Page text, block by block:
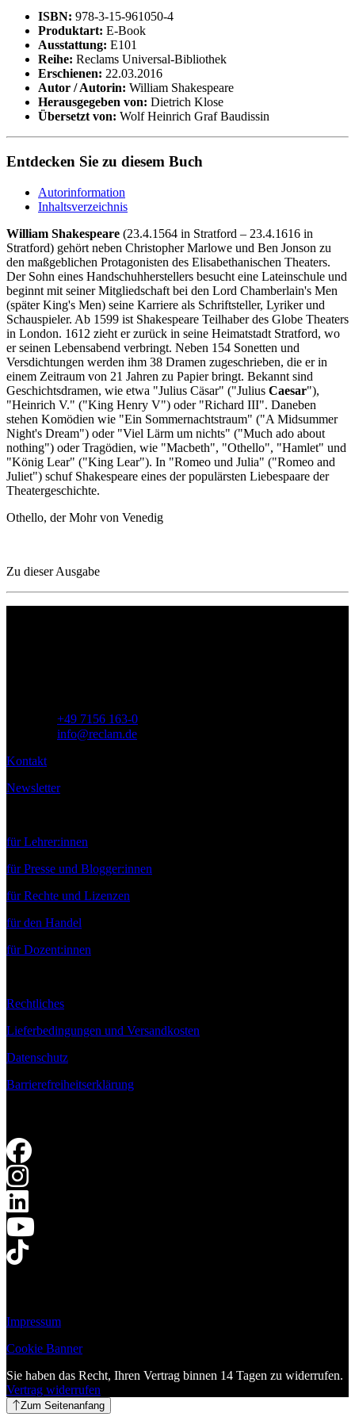
ISBN: 978-3-15-961050-4
Produktart: E-Book
Ausstattung: E101
Reihe: Reclams Universal-Bibliothek
Erschienen: 22.03.2016
Autor / Autorin: William Shakespeare
Herausgegeben von: Dietrich Klose
Übersetzt von: Wolf Heinrich Graf Baudissin
Entdecken Sie zu diesem Buch
Autorinformation
Inhaltsverzeichnis
William Shakespeare (23.4.1564 in Stratford – 23.4.1616 in
Stratford) gehört neben Christopher Marlowe und Ben Jonson zu
den maßgeblichen Protagonisten des Elisabethanischen Theaters.
Der Sohn eines Handschuhherstellers besucht eine Lateinschule und
beginnt mit seiner Mitgliedschaft bei den Lord Chamberlain's Men
(später King's Men) seine Karriere als Schriftsteller, Lyriker und
Schauspieler. Ab 1599 ist Shakespeare Teilhaber des Globe Theaters
in London. 1612 zieht er zurück in seine Heimatstadt Stratford, wo
er seinen Lebensabend verbringt. Neben 154 Sonetten und
Versdichtungen werden ihm 38 Dramen zugeschrieben, die er in
einem Zeitraum von 21 Jahren zu Papier bringt. Bekannt sind
Geschichtsdramen, wie etwa "Julius Cäsar" ("Julius Caesar"),
"Heinrich V." ("King Henry V") oder "Richard III". Daneben
stehen Komödien wie "Ein Sommernachtstraum" ("A Midsummer
Night's Dream") oder "Viel Lärm um nichts" ("Much ado about
nothing") oder Tragödien, wie "Macbeth", "Othello", "Hamlet" und
"König Lear" ("King Lear"). In "Romeo und Julia" ("Romeo and
Juliet") schuf Shakespeare eines der populärsten Liebespaare der
Theatergeschichte.
Othello, der Mohr von Venedig
Zu dieser Ausgabe
+49 7156 163-0
info@reclam.de
Kontakt
Newsletter
für Lehrer:innen
für Presse und Blogger:innen
für Rechte und Lizenzen
für den Handel
für Dozent:innen
Rechtliches
Lieferbedingungen und Versandkosten
Datenschutz
Barrierefreiheitserklärung
Impressum
Cookie Banner
Sie haben das Recht, Ihren Vertrag binnen 14 Tagen zu widerrufen.
Vertrag widerrufen
Zum Seitenanfang